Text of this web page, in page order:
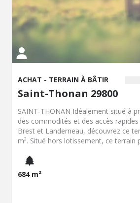
ACHAT - TERRAIN À BÂTIR
Saint-Thonan 29800
SAINT-THONAN Idéalement situé à
des commodités et des accès
Brest et Landerneau, découvrez ce
m². Situé hors lotissement, ce terrain
projet de construction dans un
agréable. À découvrir sans tarder !
684 m²